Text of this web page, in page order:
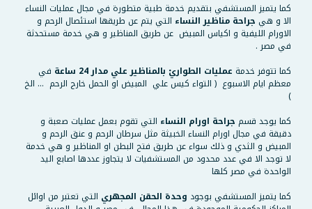
كما يتميز المستشفي بتقديم خدمة طبية متطورة في مجال عمليات النساء
الا و هي جراحة مناظير النساء التي يتم عن طريقها استئصال الرحم و
الاورام الليفية و اكياس المبيض عن طريق المناظير و هي خدمة مستحدثة
في مصر .
كما تتوفر خدمة عمليات الطواريْ بالمناظير علي مدار 24 ساعة
في
معظم ايام الاسبوع ( التواء كيس علي المبيض او الحمل خارج الرحم … الخ
)
كما يوجد قسم جراحة اورام النساء التي تقوم بعمل عمليات صعبة و
دقيقة في مجال اورام النساء الخبيثة مثل سرطان الرحم و عنق الرحم و
المبيض و الثدي و ذلك سواء عن طريق فتح البطن او المناظير و هي خدمة
لا توجد الا في عدد محدود من المستشفيات لا يتجاوز عددها اصابع اليد
الواحدة في مصر كلها
كما يتميز المستشفي بوجود وحدة الحقن المجهري التي تعتبر من اوائل